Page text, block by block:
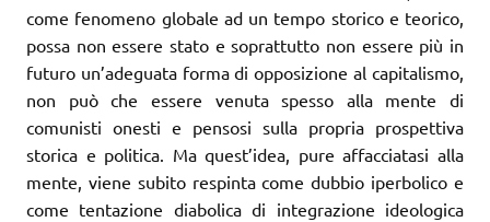
come fenomeno globale ad un tempo storico e teorico,
possa non essere stato e soprattutto non essere più in
futuro un’adeguata forma di opposizione al capitalismo,
non può che essere venuta spesso alla mente di
comunisti onesti e pensosi sulla propria prospettiva
storica e politica. Ma quest’idea, pure affacciatasi alla
mente, viene subito respinta come dubbio iperbolico e
come tentazione diabolica di integrazione ideologica